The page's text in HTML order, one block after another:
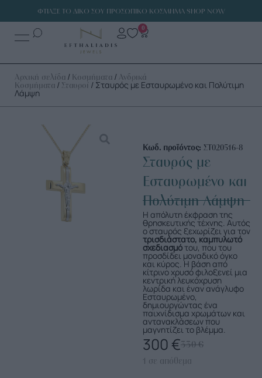
ΦΤΙΑΞΕ ΤΟ ΔΙΚΟ ΣΟΥ ΠΡΟΣΩΠΙΚΟ ΚΟΣΜΗΜΑ SHOP NOW
0
Αρχική σελίδα / Κοσμήματα / Ανδρικά
Κοσμήματα / Σταυροί / Σταυρός με Εσταυρωμένο και Πολύτιμη
Λάμψη
Κωδ. προϊόντος: ΣΤ020516-8
Σταυρός με
Εσταυρωμένο και
Πολύτιμη Λάμψη
Η απόλυτη έκφραση της
θρησκευτικής τέχνης. Αυτός
ο σταυρός ξεχωρίζει για τον
τρισδιάστατο, καμπυλωτό
σχεδιασμότου, που του
προσδίδει μοναδικό όγκο
και κύρος. Η βάση από
κίτρινο χρυσό φιλοξενεί μια
κεντρική λευκόχρυση
λωρίδα και έναν ανάγλυφο
Εσταυρωμένο,
δημιουργώντας ένα
παιχνίδισμα χρωμάτων και
αντανακλάσεων που
μαγνητίζει το βλέμμα.
330€
300 €
1 σε απόθεμα